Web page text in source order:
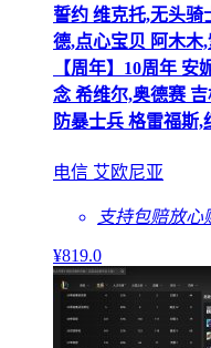
誓约 维克托,无头骑
德,点心宝贝 阿木木
【周年】10周年
念 希维尔,奥德赛
防暴士兵 格雷福斯
电信 艾欧尼亚
支持包赔放心
¥819.0